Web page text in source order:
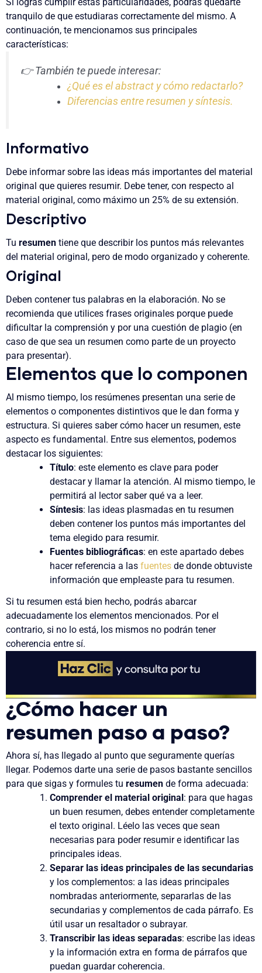
tranquilo de que estudiaras correctamente del mismo. A
continuación, te mencionamos sus principales
características:
👉 También te puede interesar:
¿Qué es el abstract y cómo redactarlo?
Diferencias entre resumen y síntesis.
Informativo
Debe informar sobre las ideas más importantes del material
original que quieres resumir. Debe tener, con respecto al
material original, como máximo un 25% de su extensión.
Descriptivo
Tu resumen tiene que describir los puntos más relevantes
del material original, pero de modo organizado y coherente.
Original
Deben contener tus palabras en la elaboración. No se
recomienda que utilices frases originales porque puede
dificultar la comprensión y por una cuestión de plagio (en
caso de que sea un resumen como parte de un proyecto
para presentar).
Elementos que lo componen
Al mismo tiempo, los resúmenes presentan una serie de
elementos o componentes distintivos que le dan forma y
estructura. Si quieres saber cómo hacer un resumen, este
aspecto es fundamental. Entre sus elementos, podemos
destacar los siguientes:
Título: este elemento es clave para poder
destacar y llamar la atención. Al mismo tiempo, le
permitirá al lector saber qué va a leer.
Síntesis: las ideas plasmadas en tu resumen
deben contener los puntos más importantes del
tema elegido para resumir.
Fuentes bibliográficas: en este apartado debes
hacer referencia a las fuentes de donde obtuviste
información que empleaste para tu resumen.
Si tu resumen está bien hecho, podrás abarcar
adecuadamente los elementos mencionados. Por el
contrario, si no lo está, los mismos no podrán tener
coherencia entre sí.
¿Cómo hacer un
resumen paso a paso?
Ahora sí, has llegado al punto que seguramente querías
llegar. Podemos darte una serie de pasos bastante sencillos
para que sigas y formules tu resumen de forma adecuada:
Comprender el material original : para que hagas
un buen resumen, debes entender completamente
el texto original. Léelo las veces que sean
necesarias para poder resumir e identificar las
principales ideas.
Separar las ideas principales de las secundarias
y los complementos: a las ideas principales
nombradas anteriormente, separarlas de las
secundarias y complementos de cada párrafo. Es
útil usar un resaltador o subrayar.
Transcribir las ideas separadas: escribe las ideas
y la información extra en forma de párrafos que
puedan guardar coherencia.